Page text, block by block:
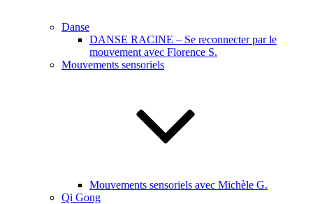
Danse
DANSE RACINE – Se reconnecter par le
mouvement avec Florence S.
Mouvements sensoriels
Mouvements sensoriels avec Michèle G.
Qi Gong